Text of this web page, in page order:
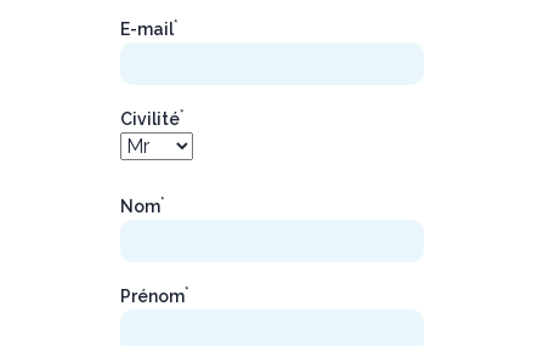
E-mail*
Civilité*
Nom*
Prénom*